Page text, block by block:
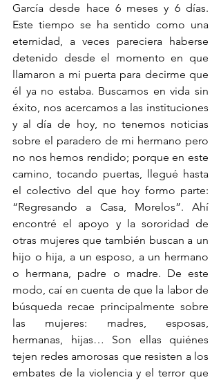
García desde hace 6 meses y 6 días.
Este tiempo se ha sentido como una
eternidad, a veces pareciera haberse
detenido desde el momento en que
llamaron a mi puerta para decirme que
él ya no estaba. Buscamos en vida sin
éxito, nos acercamos a las instituciones
y al día de hoy, no tenemos noticias
sobre el paradero de mi hermano pero
no nos hemos rendido; porque en este
camino, tocando puertas, llegué hasta
el colectivo del que hoy formo parte:
“Regresando a Casa, Morelos”. Ahí
encontré el apoyo y la sororidad de
otras mujeres que también buscan a un
hijo o hija, a un esposo, a un hermano
o hermana, padre o madre. De este
modo, caí en cuenta de que la labor de
búsqueda recae principalmente sobre
las mujeres: madres, esposas,
hermanas, hijas… Son ellas quiénes
tejen redes amorosas que resisten a los
embates de la violencia y el terror que